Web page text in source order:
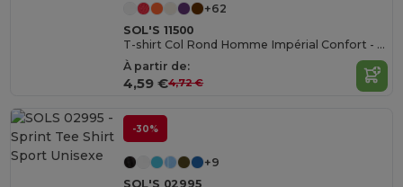
+62
SOL'S 11500
T-shirt Col Rond Homme Impérial Confort - qualité supérieure - coton semi-peigné
À partir de:
4,59 €4,72 €
-30%
+9
SOL'S 02995